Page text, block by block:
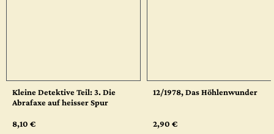
Kleine Detektive Teil: 3. Die
Abrafaxe auf heisser Spur
8,10 €
12/1978, Das Höhlenwunder
2,90 €